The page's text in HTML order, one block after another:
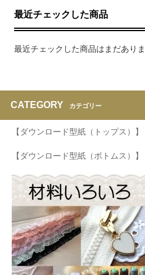
最近チェックした商品
最近チェックした商品はまだありま
CATEGORY カテゴリー
【ダウンロード型紙（トップス）】
【ダウンロード型紙（ボトムス）】